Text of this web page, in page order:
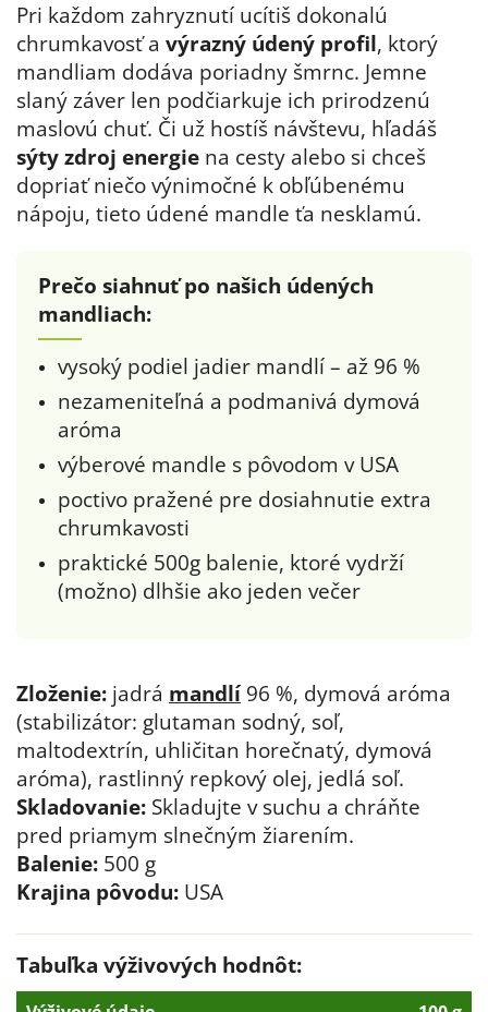
Pri každom zahryznutí ucítiš dokonalú
chrumkavosť a výrazný údený profil, ktorý
mandliam dodáva poriadny šmrnc. Jemne
slaný záver len podčiarkuje ich prirodzenú
maslovú chuť. Či už hostíš návštevu, hľadáš
sýty zdroj energie na cesty alebo si chceš
dopriať niečo výnimočné k obľúbenému
nápoju, tieto údené mandle ťa nesklamú.
Prečo siahnuť po našich údených
mandliach:
vysoký podiel jadier mandlí – až 96 %
nezameniteľná a podmanivá dymová
aróma
výberové mandle s pôvodom v USA
poctivo pražené pre dosiahnutie extra
chrumkavosti
praktické 500g balenie, ktoré vydrží
(možno) dlhšie ako jeden večer
Zloženie: jadrá mandlí96 %, dymová aróma
(stabilizátor: glutaman sodný, soľ,
maltodextrín, uhličitan horečnatý, dymová
aróma), rastlinný repkový olej, jedlá soľ.
Skladovanie: Skladujte v suchu a chráňte
pred priamym slnečným žiarením.
Balenie: 500 g
Krajina pôvodu: USA
Tabuľka výživových hodnôt: